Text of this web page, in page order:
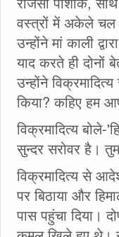
वस्त्रों में अकेले चल
उन्होंने मां काली
याद करते ही दोनों
उन्होंने
किया? कहिए हम
विक्रमादित्य
सुन्दर सरोवर है।
विक्रमादित्य से
पर बिठाया और
पास पहुंचा दिया।